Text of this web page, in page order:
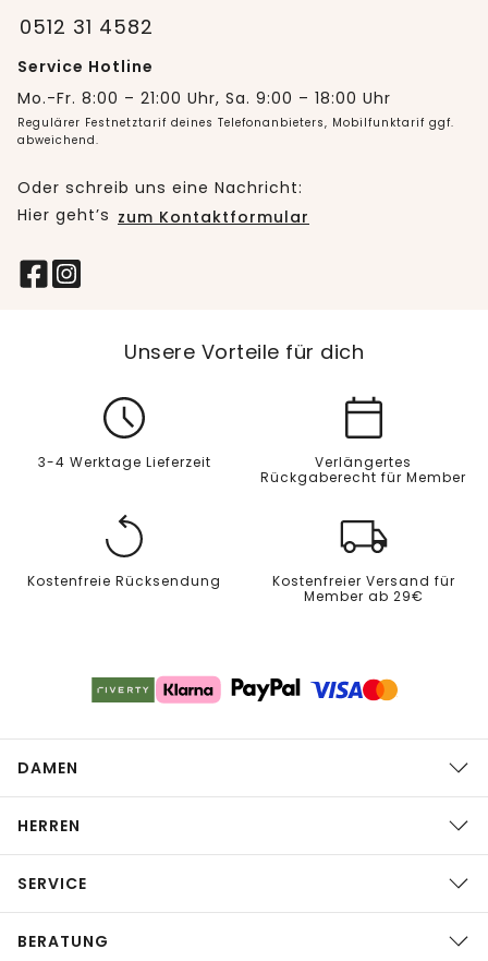
0512 31 4582
Service Hotline
Mo.-Fr. 8:00 – 21:00 Uhr, Sa. 9:00 – 18:00 Uhr
Regulärer Festnetztarif deines Telefonanbieters, Mobilfunktarif ggf.
abweichend.
Oder schreib uns eine Nachricht:
Hier geht’s zum Kontaktformular
Unsere Vorteile für dich
3-4 Werktage Lieferzeit
Verlängertes
Rückgaberecht für Member
Kostenfreie Rücksendung
Kostenfreier Versand für
Member ab 29€
DAMEN
HERREN
SERVICE
BERATUNG